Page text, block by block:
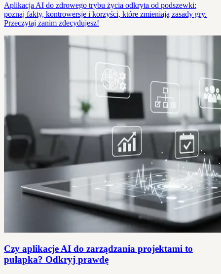
Aplikacja AI do zdrowego trybu życia odkryta od podszewki:
poznaj fakty, kontrowersje i korzyści, które zmieniają zasady gry.
Przeczytaj zanim zdecydujesz!
Czy aplikacje AI do zarządzania projektami to
pułapka? Odkryj prawdę